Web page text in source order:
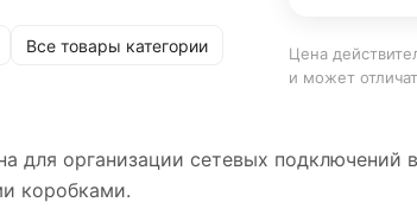
Все товары категории
Цена
и может
для организации сетевых подключений
коробками.